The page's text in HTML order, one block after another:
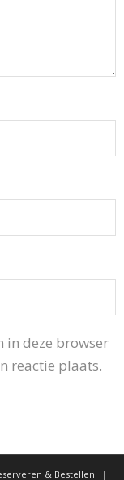
in deze browser
reactie plaats.
& Bestellen